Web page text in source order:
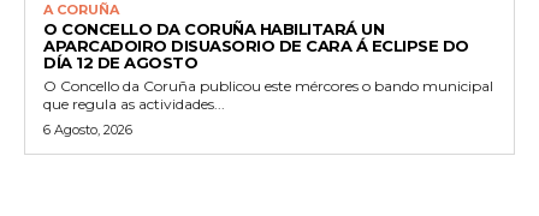
A CORUÑA
O CONCELLO DA CORUÑA HABILITARÁ UN
APARCADOIRO DISUASORIO DE CARA Á ECLIPSE DO
DÍA 12 DE AGOSTO
O Concello da Coruña publicou este mércores o bando municipal
que regula as actividades...
6 Agosto, 2026